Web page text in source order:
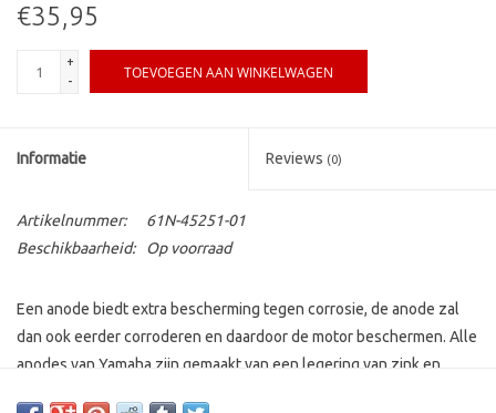
€35,95
+
-
TOEVOEGEN AAN WINKELWAGEN
Informatie Reviews (0)
Artikelnummer:
61N-45251-01
Beschikbaarheid:
Op voorraad
Een anode biedt extra bescherming tegen corrosie, de anode zal
dan ook eerder corroderen en daardoor de motor beschermen. Alle
anodes van Yamaha zijn gemaakt van een legering van zink en